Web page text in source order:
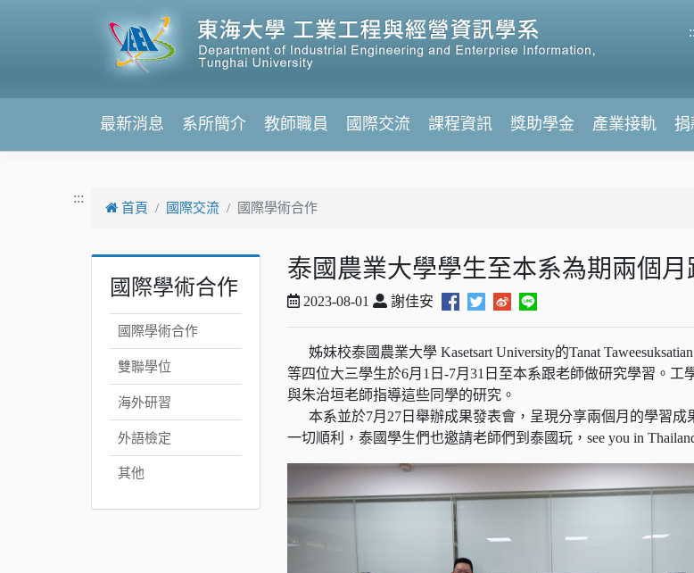
最新消息 系所簡介 教師職員 國際交流 課程資訊 獎助學金 產業接軌 捐
:::
首頁 國際交流 國際學術合作
國際學術合作
國際學術合作
雙聯學位
海外研習
外語檢定
其他
泰國農業大學學生至本系為期兩個
2023-08-01 謝佳安
姊妹校泰國農業大學 Kasetsart University的Tanat
等四位大三學生於6月1日-7月31日至本系跟老師做研究學習。
與朱治垣老師指導這些同學的研究。
本系並於7月27日舉辦成果發表會，呈現分享兩個月的學習成
一切順利，泰國學生們也邀請老師們到泰國玩，see you in